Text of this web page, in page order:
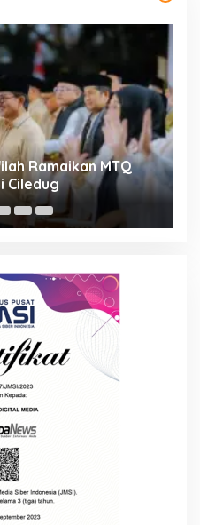
Ramaikan MTQ
Ciledug